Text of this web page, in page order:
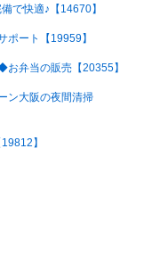
で快適♪【14670】
ポート【19959】
弁当の販売【20355】
ン大阪の夜間清掃
】